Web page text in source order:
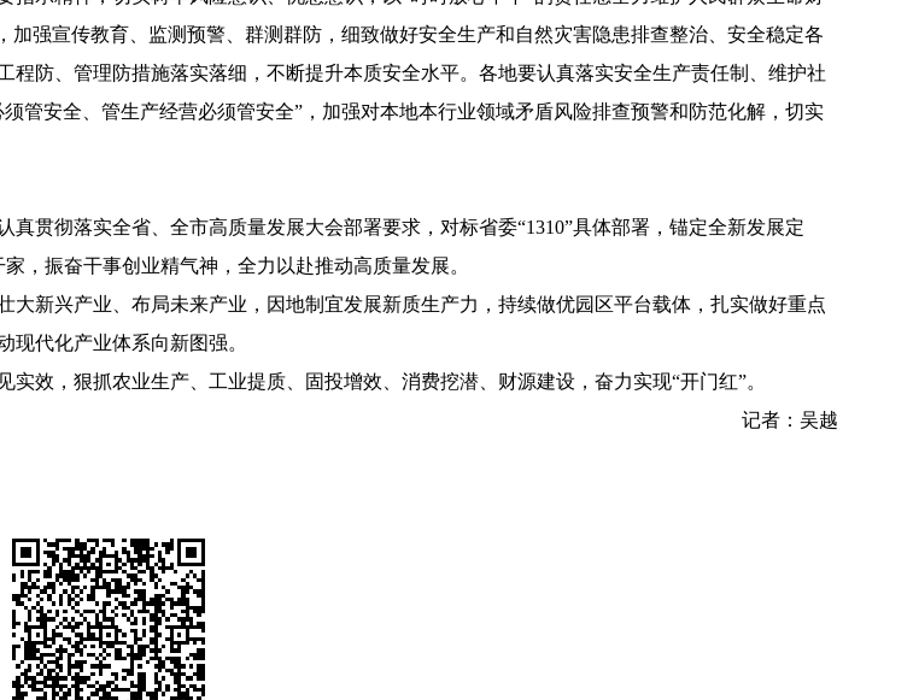
强宣传教育、监测预警、群测群防，细致做好安全生产和自然灾害隐患排查整治、安全稳定各
防、管理防措施落实落细，不断提升本质安全水平。各地要认真落实安全生产责任制、维护社
管安全、管生产经营必须管安全”，加强对本地本行业领域矛盾风险排查预警和防范化解，切实
彻落实全省、全市高质量发展大会部署要求，对标省委“1310”具体部署，锚定全新发展定
，振奋干事创业精气神，全力以赴推动高质量发展。
新兴产业、布局未来产业，因地制宜发展新质生产力，持续做优园区平台载体，扎实做好重点
现代化产业体系向新图强。
效，狠抓农业生产、工业提质、固投增效、消费挖潜、财源建设，奋力实现“开门红”。
记者：吴越